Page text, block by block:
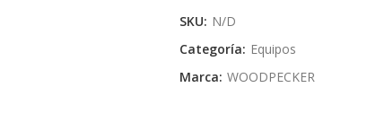
SKU: N/D
Categoría: Equipos
Marca: WOODPECKER